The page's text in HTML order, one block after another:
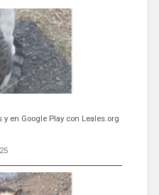
en Google Play con Leales.org